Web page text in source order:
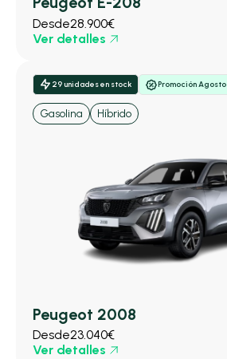
Desde28.900€
Ver detalles
29 unidades en stock Promoción Agosto
Gasolina Híbrido
Peugeot 2008
Desde23.040€
Ver detalles